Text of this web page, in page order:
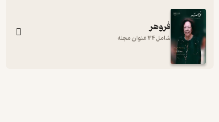
فروهر
شامل 34 عنوان مجله